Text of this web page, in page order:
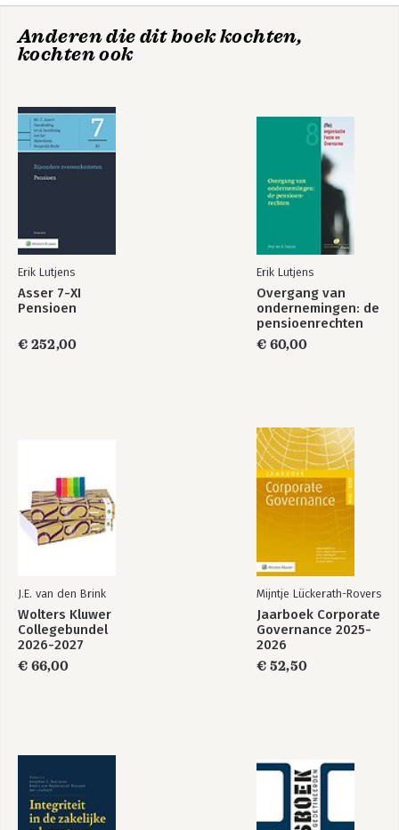
Asser 7-XI
Overgang van
ondernemingen: de
pensioenrechten
Bekijk alle boeken
Anderen die dit boek kochten,
kochten ook
Erik Lutjens
Asser 7-XI
Pensioen
€ 252,00
Erik Lutjens
Overgang van
ondernemingen: de
pensioenrechten
€ 60,00
J.E. van den Brink
Wolters Kluwer
Collegebundel
2026-2027
€ 66,00
Mijntje Lückerath-Rovers
Jaarboek Corporate
Governance 2025-
2026
€ 52,50